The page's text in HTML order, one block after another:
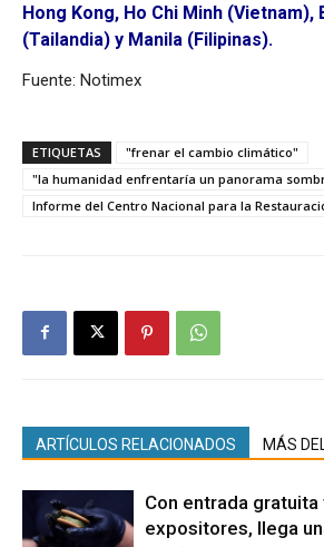
Hong Kong, Ho Chi Minh (Vietnam),
(Tailandia) y Manila (Filipinas).
Fuente: Notimex
ETIQUETAS
"frenar el cambio climático"
"la humanidad enfrentaría un panorama
Informe del Centro Nacional para la
ARTÍCULOS RELACIONADOS MÁS
Con entrada gratuita
expositores, llega